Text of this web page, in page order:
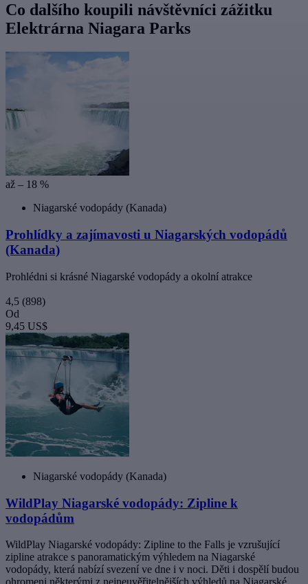
Co dalšího koupili návštěvníci zážitku
Elektrárna Niagara Parks
až – 18 %
Niagarské vodopády (Kanada)
Prohlídky a zajímavosti u Niagarských vodopádů
(Kanada)
Prohlédni si krásné Niagarské vodopády a okolní atrakce
4,5 (898)
Od
9,45 US$
Niagarské vodopády (Kanada)
WildPlay Niagarské vodopády: Zipline k
vodopádům
WildPlay Niagarské vodopády: Zipline to the Falls je vzrušující
zipline atrakce s panoramatickým výhledem na Niagarské
vodopády, která nabízí svezení ve dne i v noci. Děti i dospělí budou